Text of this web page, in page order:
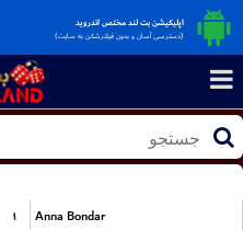
اپلیکیشن بت لند مختص اندروید
(دسترسی آسان و بدون فیلترشکن به سایت)
۱
Anna Bondar